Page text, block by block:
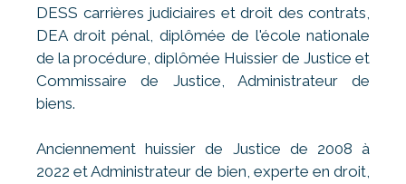
DESS carrières judiciaires et droit des contrats,
DEA droit pénal, diplômée de l'école nationale
de la procédure, diplômée Huissier de Justice et
Commissaire de Justice, Administrateur de
biens.
Anciennement huissier de Justice de 2008 à
2022 et Administrateur de bien, experte en droit,